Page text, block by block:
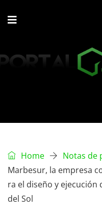
Home
Notas de
Marbesur, la empresa
ra el diseño y ejecución
del Sol